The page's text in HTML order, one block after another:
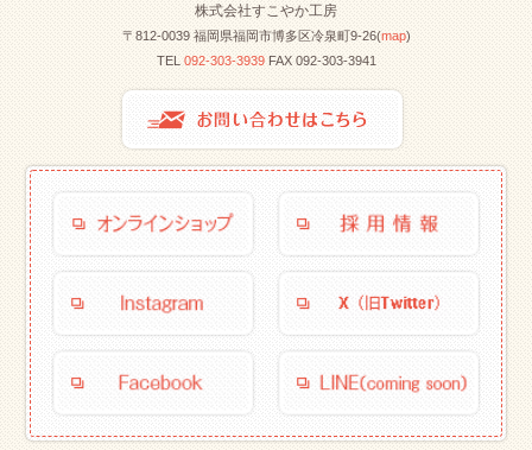
株式会社すこやか工房
〒812-0039 福岡県福岡市博多区冷泉町9-26(map)
TEL 092-303-3939FAX 092-303-3941